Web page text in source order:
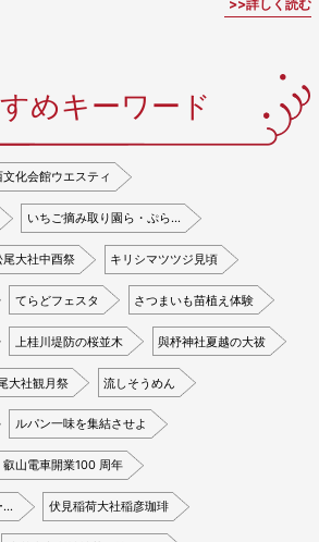
詳しく読む
めキーワード
化会館ウエスティ
いちご摘み取り園ら・ぷら…
尾大社中酉祭 キリシマツツジ見頃
てらどフェスタ さつまいも苗植え体験
上桂川堤防の桜並木 與杼神社夏越の大祓
大社観月祭 流しそうめん
ルパン一味を集結させよ
叡山電車開業100 周年
… 伏見稲荷大社稲彦珈琲